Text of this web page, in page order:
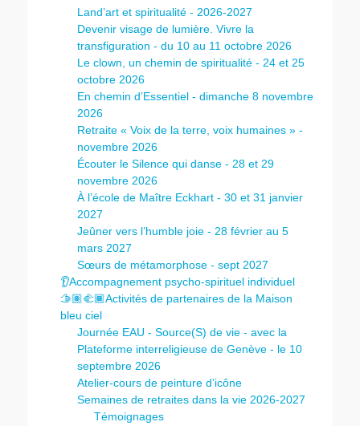
Land’art et spiritualité - 2026-2027
Devenir visage de lumière. Vivre la
transfiguration - du 10 au 11 octobre 2026
Le clown, un chemin de spiritualité - 24 et 25
octobre 2026
En chemin d’Essentiel - dimanche 8 novembre
2026
Retraite « Voix de la terre, voix humaines » -
novembre 2026
Écouter le Silence qui danse - 28 et 29
novembre 2026
À l’école de Maître Eckhart - 30 et 31 janvier
2027
Jeûner vers l’humble joie - 28 février au 5
mars 2027
Sœurs de métamorphose - sept 2027
👂Accompagnement psycho-spirituel individuel
🫱🏽‍🫲🏾Activités de partenaires de la Maison
bleu ciel
Journée EAU - Source(S) de vie - avec la
Plateforme interreligieuse de Genève - le 10
septembre 2026
Atelier-cours de peinture d’icône
Semaines de retraites dans la vie 2026-2027
Témoignages